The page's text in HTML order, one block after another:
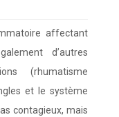
affectant
d’autres
(rhumatisme
et le système
contagieux, mais